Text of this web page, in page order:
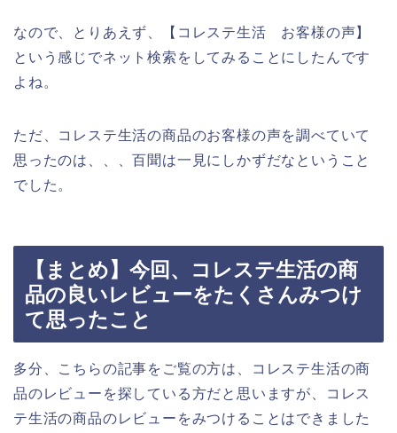
なので、とりあえず、【コレステ生活 お客様の声】
という感じでネット検索をしてみることにしたんです
よね。
ただ、コレステ生活の商品のお客様の声を調べていて
思ったのは、、、百聞は一見にしかずだなということ
でした。
【まとめ】今回、コレステ生活の商
品の良いレビューをたくさんみつけ
て思ったこと
多分、こちらの記事をご覧の方は、コレステ生活の商
品のレビューを探している方だと思いますが、コレス
テ生活の商品のレビューをみつけることはできました